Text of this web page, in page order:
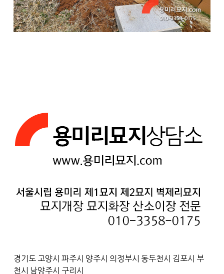
경기도 고양시 파주시 양주시 의정부시 동두천시 김포시 부
천시 남양주시 구리시